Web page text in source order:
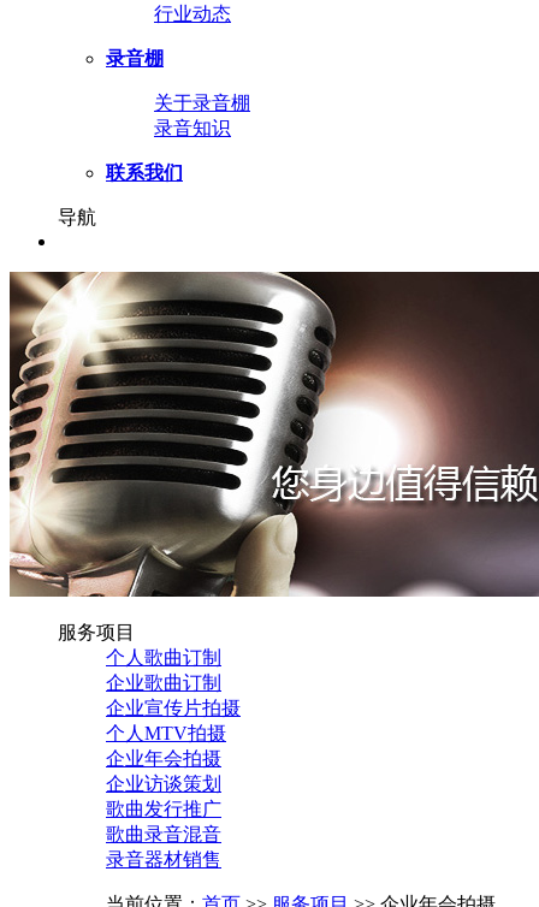
行业动态
录音棚
关于录音棚
录音知识
联系我们
导航
服务项目
个人歌曲订制
企业歌曲订制
企业宣传片拍摄
个人MTV拍摄
企业年会拍摄
企业访谈策划
歌曲发行推广
歌曲录音混音
录音器材销售